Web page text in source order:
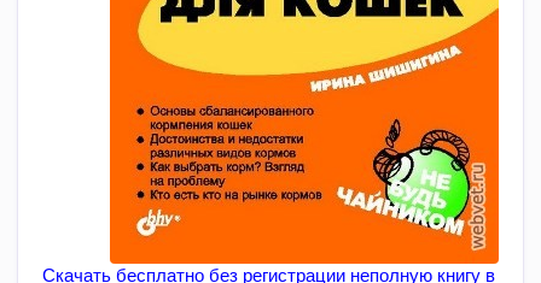
Скачать бесплатно без регистрации неполную книгу в